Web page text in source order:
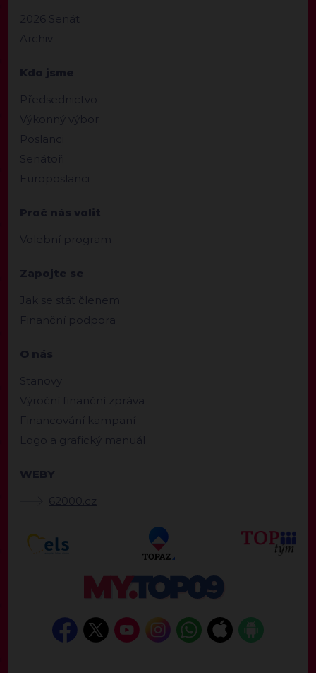
2026 Senát
Archiv
Kdo jsme
Předsednictvo
Výkonný výbor
Poslanci
Senátoři
Europoslanci
Proč nás volit
Volební program
Zapojte se
Jak se stát členem
Finanční podpora
O nás
Stanovy
Výroční finanční zpráva
Financování kampaní
Logo a grafický manuál
WEBY
62000.cz